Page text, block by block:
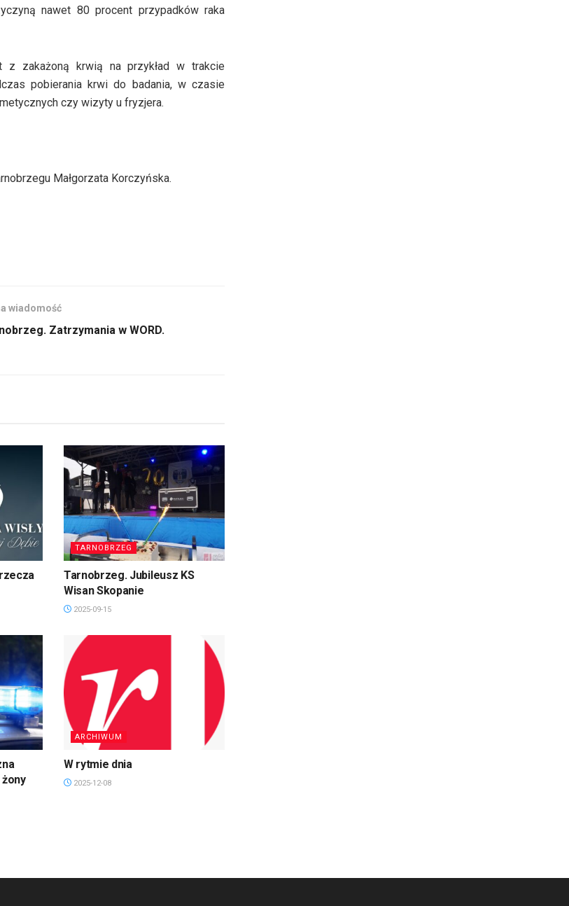
nawet 80 procent przypadków raka
z zakażoną krwią na przykład w trakcie
pobierania krwi do badania, w czasie
czy wizyty u fryzjera.
Małgorzata Korczyńska.
wiadomość
Zatrzymania w WORD.
TARNOBRZEG
Tarnobrzeg. Jubileusz KS
Wisan Skopanie
2025-09-15
ARCHIWUM
W rytmie dnia
2025-12-08